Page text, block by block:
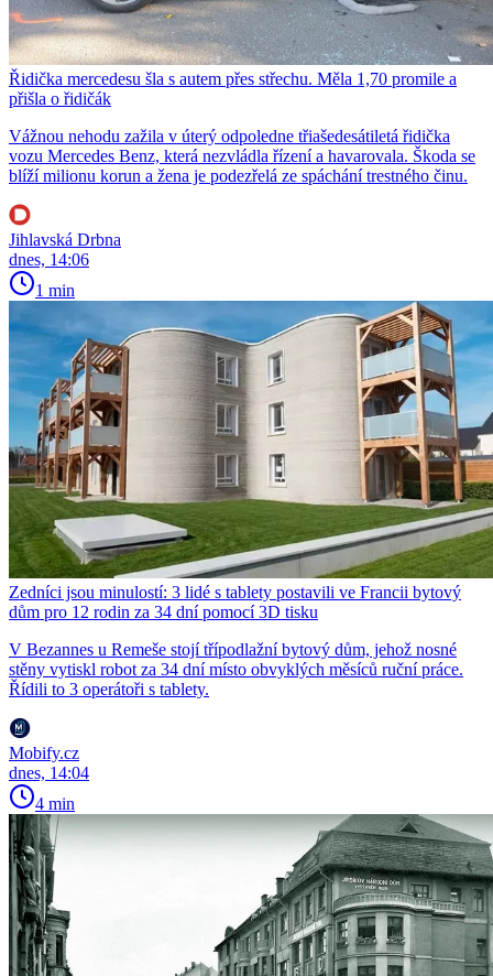
Řidička mercedesu šla s autem přes střechu. Měla 1,70 promile a
přišla o řidičák
Vážnou nehodu zažila v úterý odpoledne třiašedesátiletá řidička
vozu Mercedes Benz, která nezvládla řízení a havarovala. Škoda se
blíží milionu korun a žena je podezřelá ze spáchání trestného činu.
Jihlavská Drbna
dnes, 14:06
1 min
Zedníci jsou minulostí: 3 lidé s tablety postavili ve Francii bytový
dům pro 12 rodin za 34 dní pomocí 3D tisku
V Bezannes u Remeše stojí třípodlažní bytový dům, jehož nosné
stěny vytiskl robot za 34 dní místo obvyklých měsíců ruční práce.
Řídili to 3 operátoři s tablety.
Mobify.cz
dnes, 14:04
4 min